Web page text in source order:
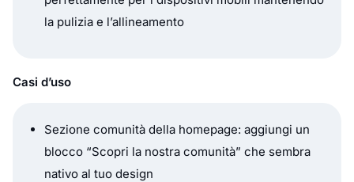
la pulizia e l’allineamento
Casi d’uso
Sezione comunità della homepage: aggiungi un
blocco “Scopri la nostra comunità” che sembra
nativo al tuo design